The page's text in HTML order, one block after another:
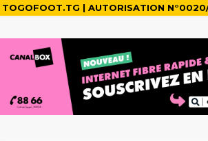
TOGOFOOT.TG | AUTORISATION